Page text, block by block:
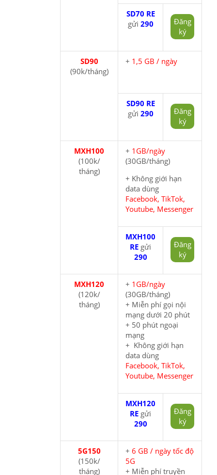
SD70 RE
gửi 290
Đăng
ký
SD90
(90k/tháng)
+ 1,5 GB / ngày
SD90 RE
gửi 290
Đăng
ký
MXH100
(100k/
tháng)
+ 1GB/ngày
(30GB/tháng)
+ Không giới hạn
data dùng
Facebook, TikTok,
Youtube, Messenger
MXH100
RE gửi
290
Đăng
ký
MXH120
(120k/
tháng)
+ 1GB/ngày
(30GB/tháng)
+ Miễn phí gọi nội
mạng dưới 20 phút
+ 50 phút ngoại
mạng
+ Không giới hạn
data dùng
Facebook, TikTok,
Youtube, Messenger
MXH120
RE gửi
290
Đăng
ký
5G150
(150k/
tháng)
+ 6 GB / ngày tốc độ
5G
+ Miễn phí truyền